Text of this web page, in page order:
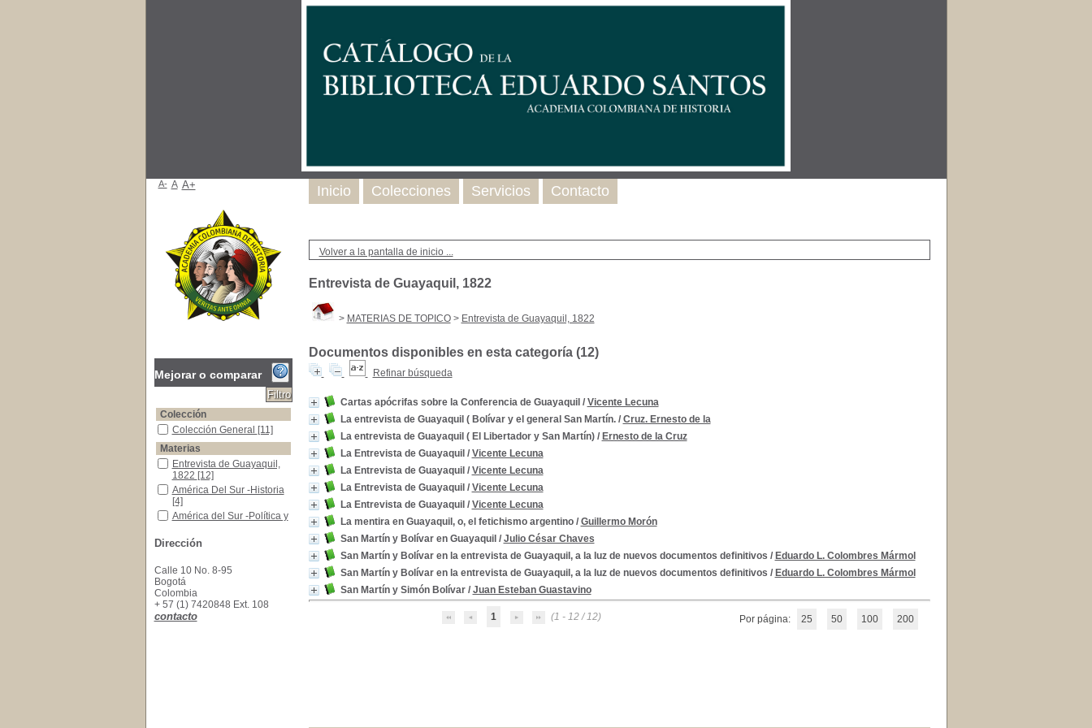
Volver a la pantalla de inicio ...
Entrevista de Guayaquil, 1822
> MATERIAS DE TOPICO> Entrevista de Guayaquil, 1822
Documentos disponibles en esta categoría (12)
Refinar búsqueda
Cartas apócrifas sobre la Conferencia de Guayaquil / Vicente Lecuna
La entrevista de Guayaquil ( Bolívar y el general San Martín./ Cruz. Ernesto de la
La entrevista de Guayaquil ( El Libertador y San Martín)/ Ernesto de la Cruz
La Entrevista de Guayaquil / Vicente Lecuna
La Entrevista de Guayaquil / Vicente Lecuna
La Entrevista de Guayaquil / Vicente Lecuna
La Entrevista de Guayaquil / Vicente Lecuna
La mentira en Guayaquil, o, el fetichismo argentino / Guillermo Morón
San Martín y Bolívar en Guayaquil / Julio César Chaves
San Martín y Bolívar en la entrevista de Guayaquil, a la luz de nuevos documentos definitivos / Eduardo L. Colombres Mármol
San Martín y Bolívar en la entrevista de Guayaquil, a la luz de nuevos documentos definitivos / Eduardo L. Colombres Mármol
San Martín y Simón Bolívar / Juan Esteban Guastavino
1 (1 - 12 / 12) Por página: 25 50 100 200
Inicio Colecciones Servicios Contacto
A- A A+
Mejorar o comparar
Colección
Colección General
Colección General [11]
Materias
Entrevista de Guayaquil, 1822
Entrevista de Guayaquil,
1822 [12]
América Del Sur -Historia
América Del Sur -Historia
[4]
América del Sur -Política y gobierno -1836
América del Sur -Política y
América del Sur -Política y gobierno -1822
América del Sur -Política y
Colombia -Historia,1819 - 1831
Colombia -Historia,1819 -
1831
Ecuador -Historia -1809-1830
Ecuador -Historia -1809-
1830[1]
Gran Colombia
Gran Colombia
Dirección
Calle 10 No. 8-95
Bogotá
Colombia
+ 57 (1) 7420848 Ext. 108
contacto